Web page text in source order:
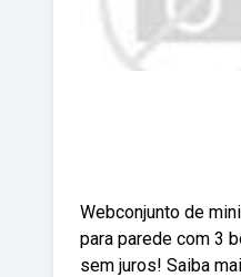
Webconjunto de
para parede com 3
sem juros! Saiba